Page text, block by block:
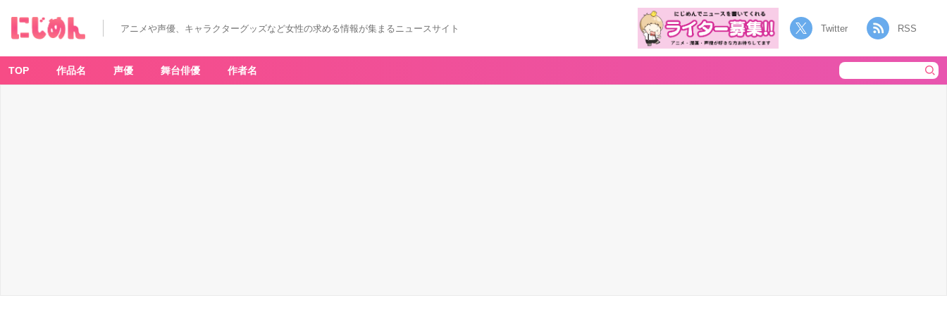
ン
さ
ま
っ
アニメや声優、キャラクターグッズなど女性の求める情報が集まるニュースサイト Twitter RSS
TOP 作品名 声優 舞台俳優 作者名